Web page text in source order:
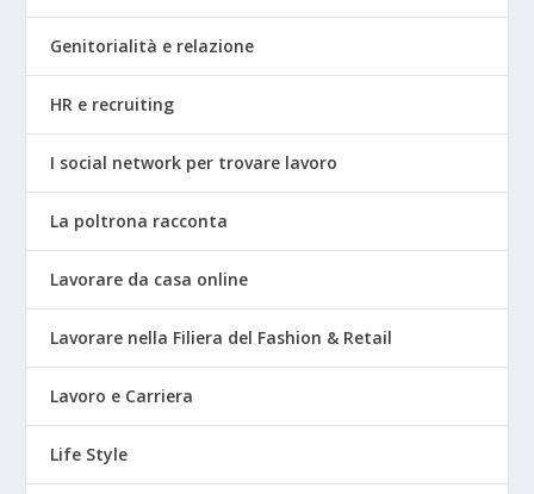
Genitorialità e relazione
HR e recruiting
I social network per trovare lavoro
La poltrona racconta
Lavorare da casa online
Lavorare nella Filiera del Fashion & Retail
Lavoro e Carriera
Life Style